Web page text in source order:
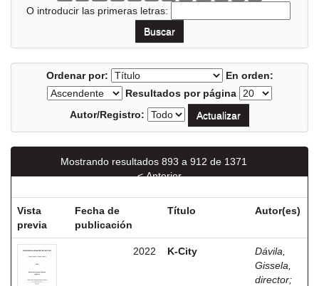
O introducir las primeras letras:
Ordenar por:
En orden:
Resultados por página
Autor/Registro:
Mostrando resultados 893 a 912 de 1371
< Anterior
Vista
previa
Fecha de
publicación
Título Autor(es)
2022 K-City
Dávila,
Gissela,
director;